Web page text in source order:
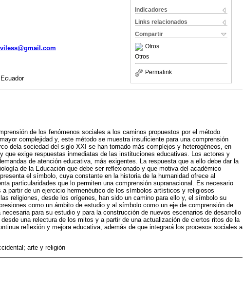
Indicadores
Links relacionados
Compartir
Otros
Otros
Permalink
de los fenómenos sociales a los caminos propuestos por el método
complejidad y, este método se muestra insuficiente para una comprensión
dela sociedad del siglo XXI se han tornado más complejos y heterogéneos, en
que exige respuestas inmediatas de las instituciones educativas. Los actores y
de atención educativa, más exigentes. La respuesta que a ello debe dar la
de la Educación que debe ser reflexionado y que motiva del académico
el símbolo, cuya constante en la historia de la humanidad ofrece al
particularidades que lo permiten una comprensión supranacional. Es necesario
partir de un ejercicio hermenéutico de los símbolos artísticos y religiosos
religiones, desde los orígenes, han sido un camino para ello y, el símbolo su
como un ámbito de estudio y al símbolo como un eje de comprensión de
para su estudio y para la construcción de nuevos escenarios de desarrollo
una relectura de los mitos y a partir de una actualización de ciertos ritos de la
reflexión y mejora educativa, además de que integrará los procesos sociales a
arte y religión